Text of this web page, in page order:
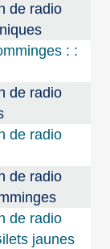
de radio
: :
de radio
de radio
de radio
de radio
jaunes